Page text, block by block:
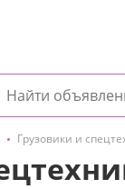
Грузовики и